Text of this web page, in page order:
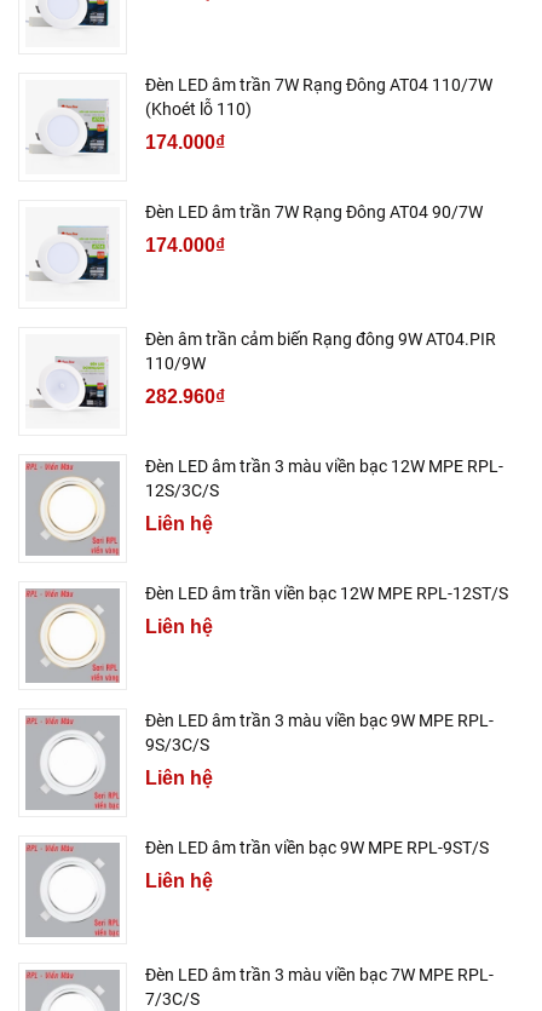
Đèn LED âm trần 7W Rạng Đông AT04 110/7W
(Khoét lỗ 110)
174.000₫
Đèn LED âm trần 7W Rạng Đông AT04 90/7W
174.000₫
Đèn âm trần cảm biến Rạng đông 9W AT04.PIR
110/9W
282.960₫
Đèn LED âm trần 3 màu viền bạc 12W MPE RPL-
12S/3C/S
Liên hệ
Đèn LED âm trần viền bạc 12W MPE RPL-12ST/S
Liên hệ
Đèn LED âm trần 3 màu viền bạc 9W MPE RPL-
9S/3C/S
Liên hệ
Đèn LED âm trần viền bạc 9W MPE RPL-9ST/S
Liên hệ
Đèn LED âm trần 3 màu viền bạc 7W MPE RPL-
7/3C/S